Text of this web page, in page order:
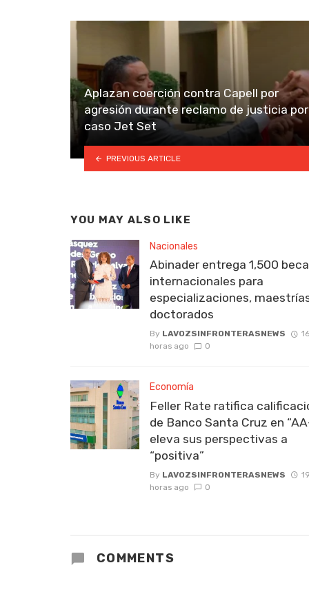
Aplazan coerción contra Capell por
agresión durante reclamo de justicia por
caso Jet Set
PREVIOUS ARTICLE
YOU MAY ALSO LIKE
Nacionales
Abinader entrega 1,500
internacionales para
especializaciones,
doctorados
By LAVOZSINFRONTERASNEWS
16
horas ago
0
Economía
Feller Rate ratifica
de Banco Santa Cruz en
eleva sus perspectivas a
“positiva”
By LAVOZSINFRONTERASNEWS
19
horas ago
0
COMMENTS